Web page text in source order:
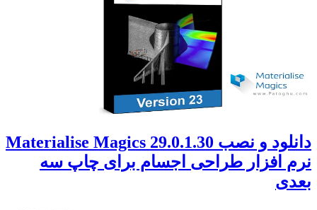
دانلود و نصب Materialise Magics 29.0.1.30
نرم افزار طراحی اجسام برای چاپ سه
بعدی